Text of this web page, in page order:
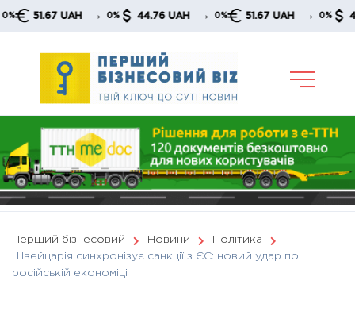
Skip
51.67 UAH → 0% 44.76 UAH → 0% 51.67 UAH → 0% 44.76
Перший бізнесовий Новини
Політика
Швейцарія синхронізує санкції з ЄС: новий удар по
російській економіці